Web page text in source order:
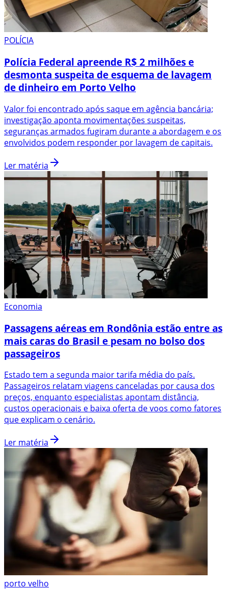
POLÍCIA
Polícia Federal apreende R$ 2 milhões e
desmonta suspeita de esquema de lavagem
de dinheiro em Porto Velho
Valor foi encontrado após saque em agência bancária;
investigação aponta movimentações suspeitas,
seguranças armados fugiram durante a abordagem e os
envolvidos podem responder por lavagem de capitais.
Ler matéria
Economia
Passagens aéreas em Rondônia estão entre as
mais caras do Brasil e pesam no bolso dos
passageiros
Estado tem a segunda maior tarifa média do país.
Passageiros relatam viagens canceladas por causa dos
preços, enquanto especialistas apontam distância,
custos operacionais e baixa oferta de voos como fatores
que explicam o cenário.
Ler matéria
porto velho